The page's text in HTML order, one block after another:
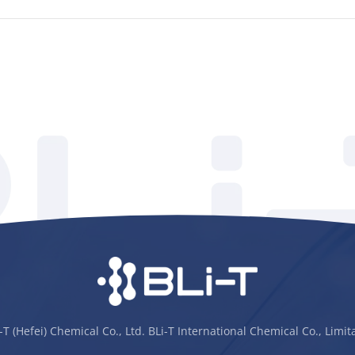
T (Hefei) Chemical Co., Ltd. BLi-T International Chemical Co.,